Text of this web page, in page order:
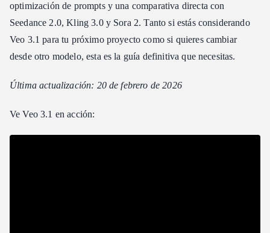
Paso 2: Generar vídeo
Paso 3: Recuperar y utilizar
Consejos para los prompts de Veo 3.1
2\. Especifica la dirección del color y la iluminación
4\. Diseña para 8 segundos
optimización de prompts y una comparativa directa con
Seedance 2.0, Kling 3.0 y Sora 2. Tanto si estás considerando
Veo 3.1 para tu próximo proyecto como si quieres cambiar
desde otro modelo, esta es la guía definitiva que necesitas.
Última actualización: 20 de febrero de 2026
Ve Veo 3.1 en acción: